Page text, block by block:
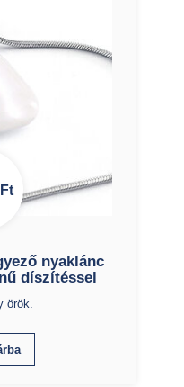
Ft
nyaklánc
díszítéssel
örök.
X